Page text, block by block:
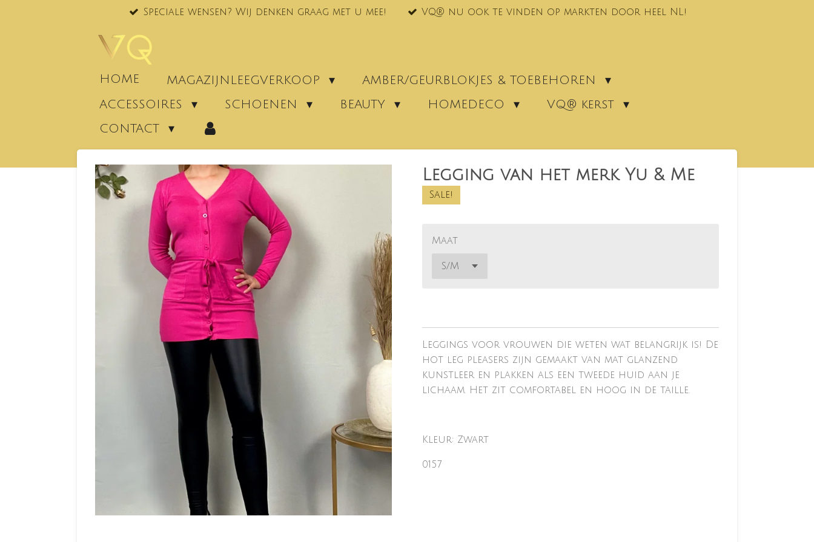
Speciale wensen? Wij denken graag met u mee! VQ® nu ook te vinden op markten door heel NL!
HOME MAGAZIJNLEEGVERKOOP
AMBER/GEURBLOKJES & TOEBEHOREN
ACCESSOIRES
SCHOENEN BEAUTY HOMEDECO
VQ® kerst
CONTACT
Legging van het merk Yu & Me
Sale!
Maat
Leggings voor vrouwen die weten wat belangrijk is! De
hot leg pleasers zijn gemaakt van mat glanzend
kunstleer en plakken als een tweede huid aan je
lichaam. Het zit comfortabel en hoog in de taille.
Kleur: Zwart
0157